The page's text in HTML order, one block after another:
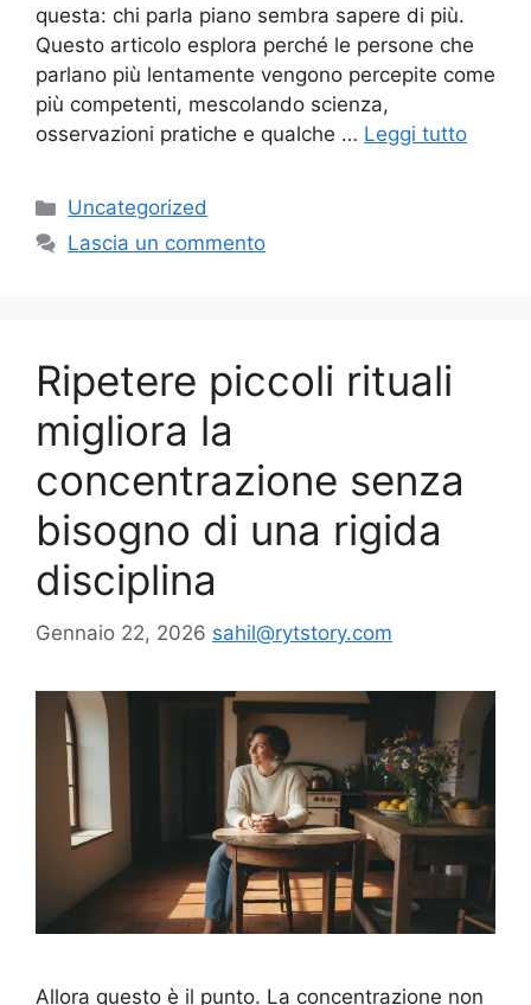
questa: chi parla piano sembra sapere di più.
Questo articolo esplora perché le persone che
parlano più lentamente vengono percepite come
più competenti, mescolando scienza,
osservazioni pratiche e qualche … Leggi tutto
Categorie
Uncategorized
Lascia un commento
Ripetere piccoli rituali
migliora la
concentrazione senza
bisogno di una rigida
disciplina
Gennaio 22, 2026 sahil@rytstory.com
Allora questo è il punto. La concentrazione non